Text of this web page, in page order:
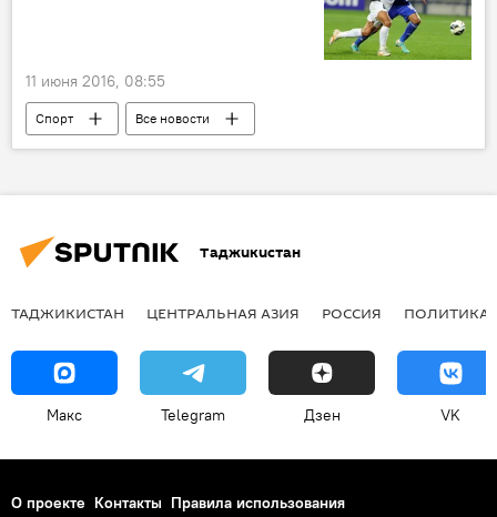
11 июня 2016, 08:55
Спорт
Все новости
Центральная Азия
футбол
Таджикистан
ТАДЖИКИСТАН ЦЕНТРАЛЬНАЯ АЗИЯ РОССИЯ ПОЛИТИКА
Макс Telegram Дзен VK
О проекте Контакты Правила использования